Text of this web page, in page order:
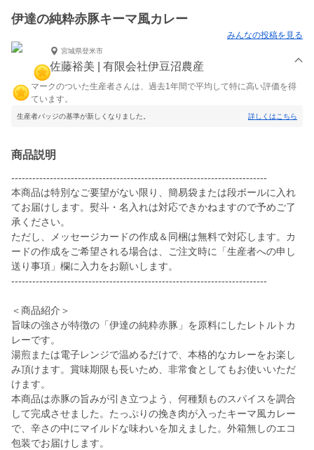
伊達の純粋赤豚キーマ風カレー
みんなの投稿を見る
宮城県登米市
佐藤裕美 | 有限会社伊豆沼農産
マークのついた生産者さんは、過去1年間で平均して特に高い評価を得
ています。
生産者バッジの基準が新しくなりました。 詳しくはこちら
商品説明
-------------------------------------------------------------------------
本商品は特別なご要望がない限り、簡易袋または段ボールに入れ
てお届けします。熨斗・名入れは対応できかねますので予めご了
承ください。
ただし、メッセージカードの作成＆同梱は無料で対応します。カ
ードの作成をご希望される場合は、ご注文時に「生産者への申し
送り事項」欄に入力をお願いします。
-------------------------------------------------------------------------
＜商品紹介＞
旨味の強さが特徴の「伊達の純粋赤豚」を原料にしたレトルトカ
レーです。
湯煎または電子レンジで温めるだけで、本格的なカレーをお楽し
み頂けます。賞味期限も長いため、非常食としてもお使いいただ
けます。
本商品は赤豚の旨みが引き立つよう、何種類ものスパイスを調合
して完成させました。たっぷりの挽き肉が入ったキーマ風カレー
で、辛さの中にマイルドな味わいを加えました。外箱無しのエコ
包装でお届けします。